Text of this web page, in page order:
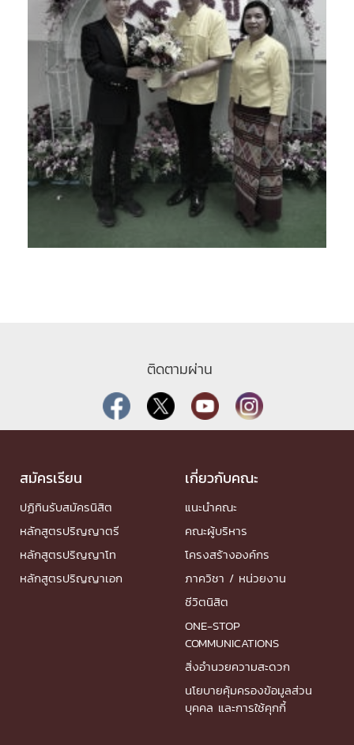
ติดตามผ่าน
สมัครเรียน
ปฏิทินรับสมัครนิสิต
หลักสูตรปริญญาตรี
หลักสูตรปริญญาโท
หลักสูตรปริญญาเอก
เกี่ยวกับคณะ
แนะนำคณะ
คณะผู้บริหาร
โครงสร้างองค์กร
ภาควิชา / หน่วยงาน
ชีวิตนิสิต
ONE-STOP
COMMUNICATIONS
สิ่งอำนวยความสะดวก
นโยบายคุ้มครองข้อมูลส่วน
บุคคล และการใช้คุกกี้